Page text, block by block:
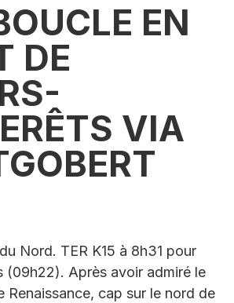
EN
DE
VIA
Nord. TER K15 à 8h31 pour
(09h22). Après avoir admiré le
Renaissance, cap sur le nord de